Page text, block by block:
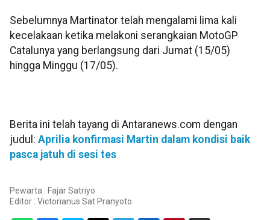
Sebelumnya Martinator telah mengalami lima kali
kecelakaan ketika melakoni serangkaian MotoGP
Catalunya yang berlangsung dari Jumat (15/05)
hingga Minggu (17/05).
Berita ini telah tayang di Antaranews.com dengan
judul: Aprilia konfirmasi Martin dalam kondisi baik
pasca jatuh di sesi tes
Pewarta : Fajar Satriyo
Editor : Victorianus Sat Pranyoto